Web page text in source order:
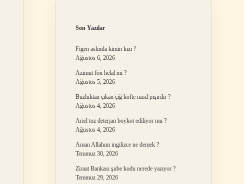
Son Yazılar
Figen aslında kimin kızı ?
Ağustos 6, 2026
Azimut fon helal mi ?
Ağustos 5, 2026
Buzluktan çıkan çiğ köfte nasıl pişirilir ?
Ağustos 4, 2026
Ariel toz deterjan boykot ediliyor mu ?
Ağustos 4, 2026
Aman Allahım ingilizce ne demek ?
Temmuz 30, 2026
Ziraat Bankası şube kodu nerede yazıyor ?
Temmuz 29, 2026